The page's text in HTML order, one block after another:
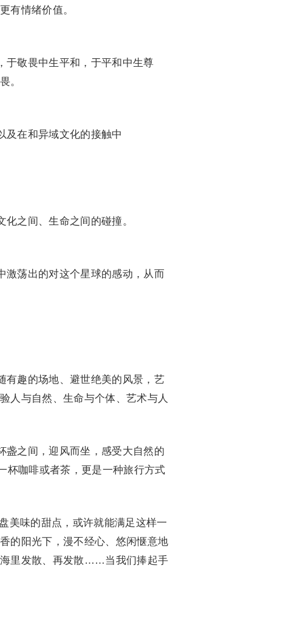
有情绪价值。
于敬畏中生平和，于平和中生尊
。
及在和异域文化的接触中
之间、生命之间的碰撞。
激荡出的对这个星球的感动，从而
有趣的场地、避世绝美的风景，艺
人与自然、生命与个体、艺术与人
盏之间，迎风而坐，感受大自然的
杯咖啡或者茶，更是一种旅行方式
美味的甜点，或许就能满足这样一
的阳光下，漫不经心、悠闲惬意地
海里发散、再发散……当我们捧起手